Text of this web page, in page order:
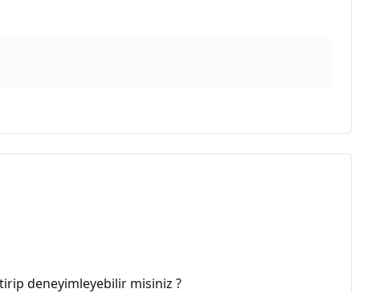
deneyimleyebilir misiniz ?